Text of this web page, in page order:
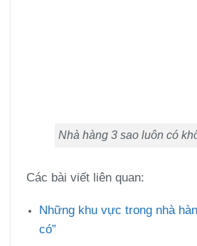
Nhà hàng 3 sao luôn có
Các bài viết liên quan:
Những khu vực trong nhà
có”